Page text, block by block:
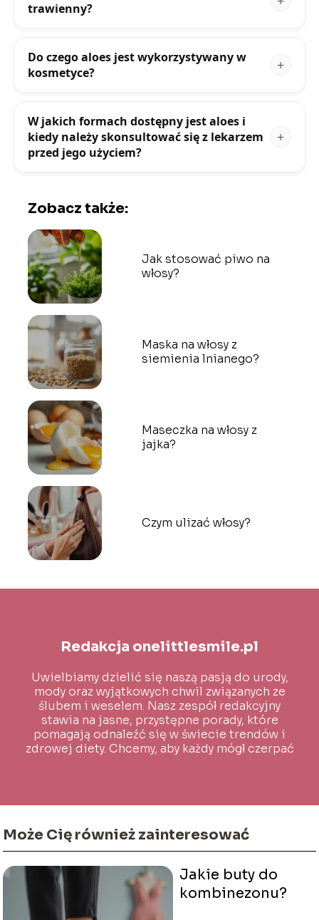
trawienny?
Do czego aloes jest wykorzystywany w
kosmetyce?
W jakich formach dostępny jest aloes i
kiedy należy skonsultować się z lekarzem
przed jego użyciem?
Zobacz także:
Jak stosować piwo na
włosy?
Maska na włosy z
siemienia lnianego?
Maseczka na włosy z
jajka?
Czym ulizać włosy?
Redakcja onelittlesmile.pl
Uwielbiamy dzielić się naszą pasją do urody,
mody oraz wyjątkowych chwil związanych ze
ślubem i weselem. Nasz zespół redakcyjny
stawia na jasne, przystępne porady, które
pomagają odnaleźć się w świecie trendów i
zdrowej diety. Chcemy, aby każdy mógł czerpać
Może Cię również zainteresować
Jakie buty do
kombinezonu?